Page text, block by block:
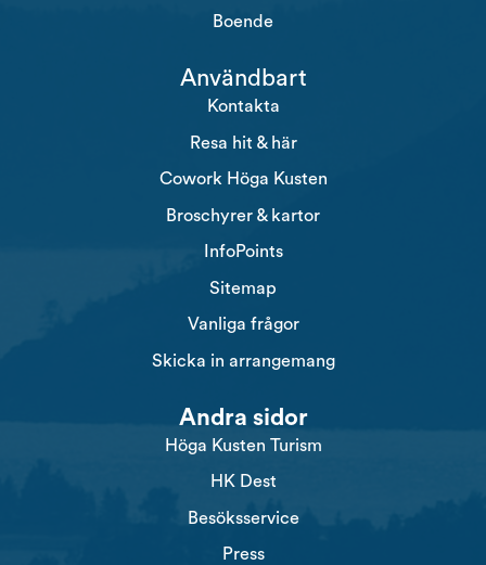
Boende
Användbart
Kontakta
Resa hit & här
Cowork Höga Kusten
Broschyrer & kartor
InfoPoints
Sitemap
Vanliga frågor
Skicka in arrangemang
Andra sidor
Höga Kusten Turism
HK Dest
Besöksservice
Press